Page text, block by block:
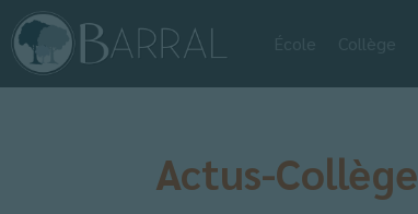
Actus-Collège